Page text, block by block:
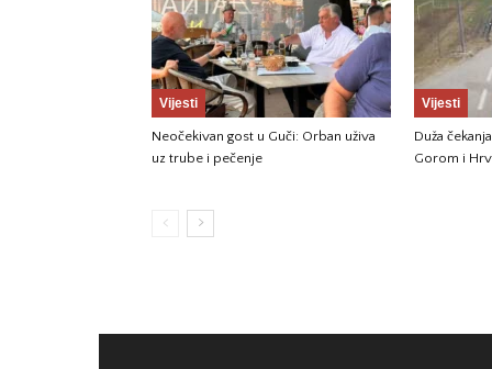
Vijesti
Neočekivan gost u Guči: Orban uživa
uz trube i pečenje
Vijesti
Duža
Gorom i